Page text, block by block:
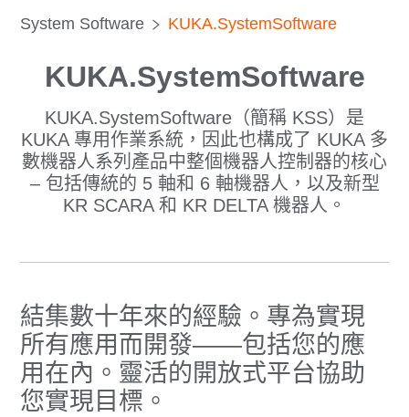
System Software KUKA.SystemSoftware
KUKA.SystemSoftware
KUKA.SystemSoftware（簡稱 KSS）是
KUKA 專用作業系統，因此也構成了 KUKA 多
數機器人系列產品中整個機器人控制器的核心
– 包括傳統的 5 軸和 6 軸機器人，以及新型
KR SCARA 和 KR DELTA 機器人。
結集數十年來的經驗。專為實現
所有應用而開發——包括您的應
用在內。靈活的開放式平台協助
您實現目標。